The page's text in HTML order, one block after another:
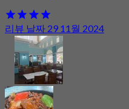
리뷰 날짜 29 11월 2024